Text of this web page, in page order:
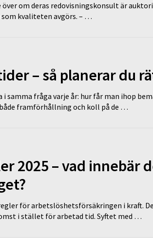
om deras redovisningskonsult är
kvaliteten avgörs. – …
– så planerar du
samma fråga varje år: hur får man ihop
framförhållning och koll på de …
2025 – vad innebär
för arbetslöshetsförsäkringen i kraft.
i stället för arbetad tid. Syftet med …